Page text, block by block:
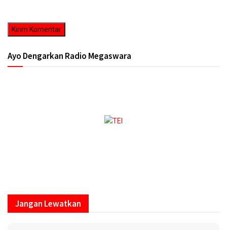
Ayo Dengarkan Radio Megaswara
Jangan Lewatkan